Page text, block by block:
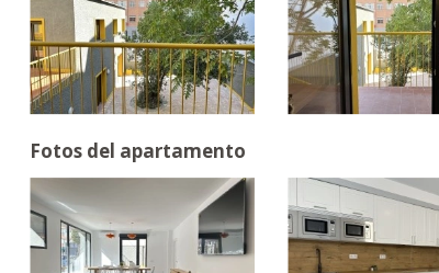
Fotos del apartamento